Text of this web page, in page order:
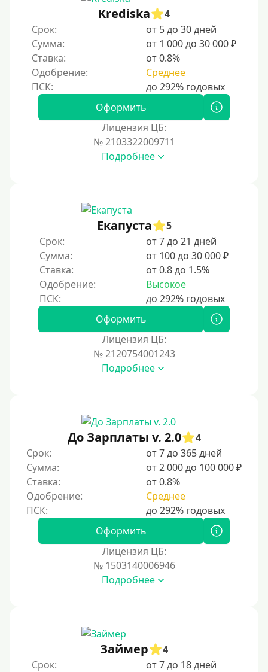
С просрочками
Залог
Под залог ПТС
Без залога
Под залог недвижимости
Под ПТС по доверенности
Цель
На Новый Год
Для исправления кредитной истории
На погашение других займов
До зарплаты
Без документов
По ИНН
По загранпаспорту
По военному билету
По водительскому удостоверению
Без СНИЛСа
Без подтверждения дохода
Без справок и поручителей
Krediska
4
Срок:
от 5 до 30 дней
Сумма:
от 1 000 до 30 000 ₽
Ставка:
от 0.8%
Одобрение:
Среднее
Оформить
Лицензия ЦБ:
№ 2103322009711
Подробнее
Екапуста
5
Срок:
от 7 до 21 дней
Сумма:
от 100 до 30 000 ₽
Ставка:
от 0.8 до 1.5%
Одобрение:
Высокое
Оформить
Лицензия ЦБ:
№ 2120754001243
Подробнее
До Зарплаты v. 2.0
4
Срок:
от 7 до 365 дней
Сумма:
от 2 000 до 100 000 ₽
Ставка:
от 0.8%
Одобрение:
Среднее
Оформить
Лицензия ЦБ:
№ 1503140006946
Подробнее
Займер
4
Срок:
от 7 до 18 дней